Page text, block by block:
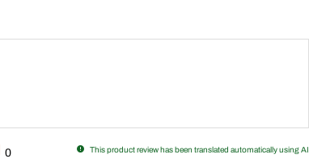
0 This product review has been translated automatically using AI